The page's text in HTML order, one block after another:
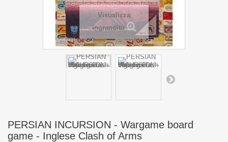
Visualizza
ingrandito
PERSIAN INCURSION - Wargame board
game - Inglese Clash of Arms